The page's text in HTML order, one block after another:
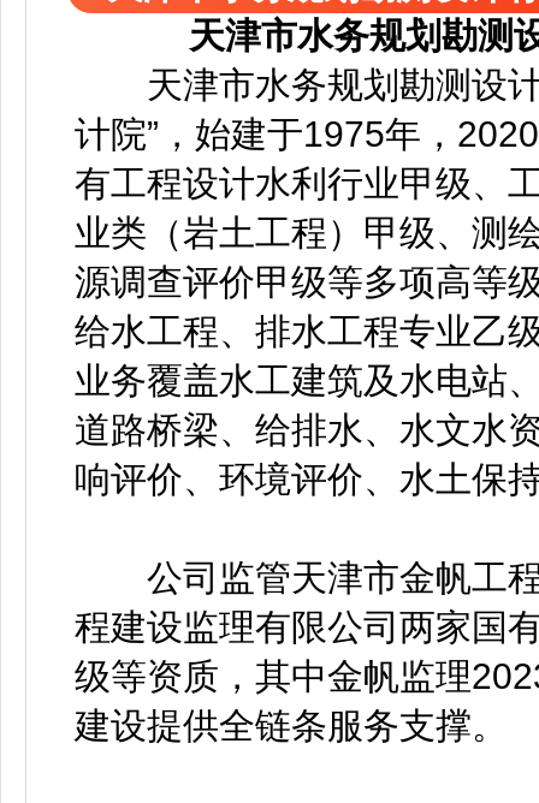
天津市水务规划勘测
天津市水务规划勘测设计
计院”，始建于1975年，
有工程设计水利行业甲级、
业类（岩土工程）甲级、测
源调查评价甲级等多项高等
给水工程、排水工程专业乙
业务覆盖水工建筑及水电站
道路桥梁、给排水、水文水
响评价、环境评价、水土保
公司监管天津市金帆工程
程建设监理有限公司两家国
级等资质，其中金帆监理
建设提供全链条服务支撑。